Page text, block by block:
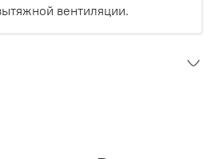
вентиляции.